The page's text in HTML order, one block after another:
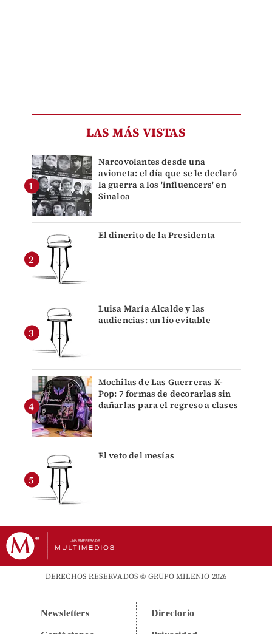
LAS MÁS VISTAS
Narcovolantes desde una
avioneta: el día que se le declaró
la guerra a los 'influencers' en
Sinaloa
El dinerito de la Presidenta
Luisa María Alcalde y las
audiencias: un lío evitable
Mochilas de Las Guerreras K-
Pop: 7 formas de decorarlas sin
dañarlas para el regreso a clases
El veto del mesías
DERECHOS RESERVADOS © GRUPO MILENIO 2026
Newsletters Directorio